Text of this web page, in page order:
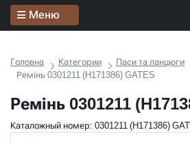
Меню
Головна Категории Паси та ланцюги
Ремінь 0301211 (H171386) GATES
Ремінь 0301211
Каталожный номер: 0301211 (H171386)